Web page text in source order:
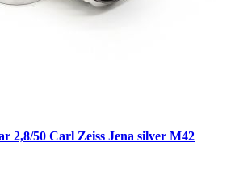
2,8/50 Carl Zeiss Jena silver М42